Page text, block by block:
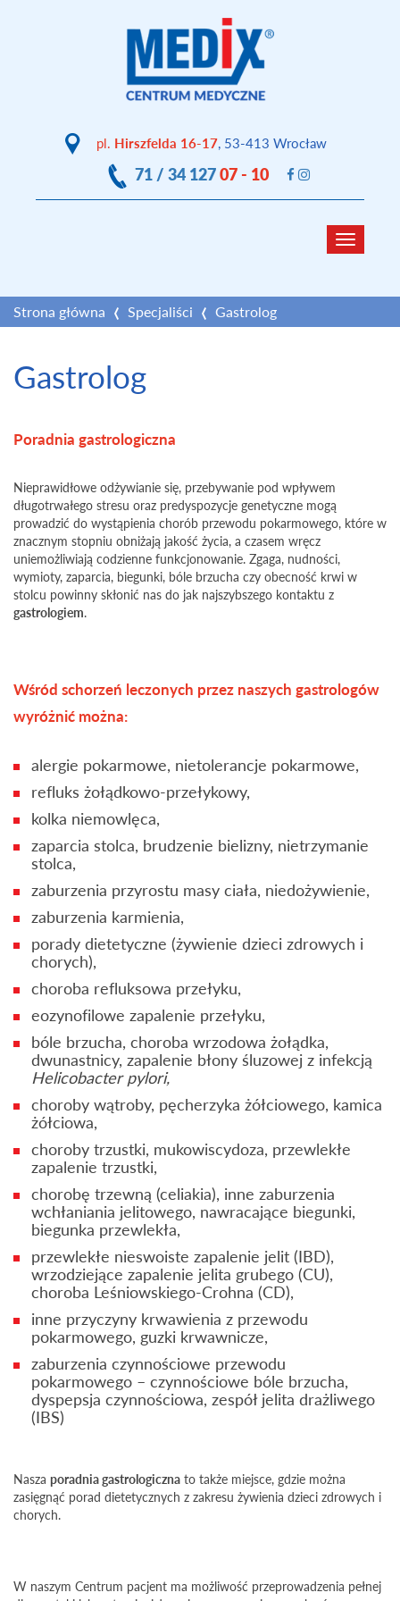
pl. Hirszfelda 16-17, 53-413 Wrocław
71 / 34 12707 - 10
Toggle
Strona główna Specjaliści Gastrolog
Gastrolog
Poradnia gastrologiczna
Nieprawidłowe odżywianie się, przebywanie pod wpływem
długotrwałego stresu oraz predyspozycje genetyczne mogą
prowadzić do wystąpienia chorób przewodu pokarmowego, które w
znacznym stopniu obniżają jakość życia, a czasem wręcz
uniemożliwiają codzienne funkcjonowanie. Zgaga, nudności,
wymioty, zaparcia, biegunki, bóle brzucha czy obecność krwi w
stolcu powinny skłonić nas do jak najszybszego kontaktu z
gastrologiem.
Wśród schorzeń leczonych przez naszych gastrologów
wyróżnić można:
alergie pokarmowe, nietolerancje pokarmowe,
refluks żołądkowo-przełykowy,
kolka niemowlęca,
zaparcia stolca, brudzenie bielizny, nietrzymanie
stolca,
zaburzenia przyrostu masy ciała, niedożywienie,
zaburzenia karmienia,
porady dietetyczne (żywienie dzieci zdrowych i
chorych),
choroba refluksowa przełyku,
eozynofilowe zapalenie przełyku,
bóle brzucha, choroba wrzodowa żołądka,
dwunastnicy, zapalenie błony śluzowej z infekcją
Helicobacter pylori,
choroby wątroby, pęcherzyka żółciowego, kamica
żółciowa,
choroby trzustki, mukowiscydoza, przewlekłe
zapalenie trzustki,
chorobę trzewną (celiakia), inne zaburzenia
wchłaniania jelitowego, nawracające biegunki,
biegunka przewlekła,
przewlekłe nieswoiste zapalenie jelit (IBD),
wrzodziejące zapalenie jelita grubego (CU),
choroba Leśniowskiego-Crohna (CD),
inne przyczyny krwawienia z przewodu
pokarmowego, guzki krwawnicze,
zaburzenia czynnościowe przewodu
pokarmowego – czynnościowe bóle brzucha,
dyspepsja czynnościowa, zespół jelita drażliwego
(IBS)
Nasza poradnia gastrologiczna to także miejsce, gdzie można
zasięgnąć porad dietetycznych z zakresu żywienia dzieci zdrowych i
chorych.
W naszym Centrum pacjent ma możliwość przeprowadzenia pełnej